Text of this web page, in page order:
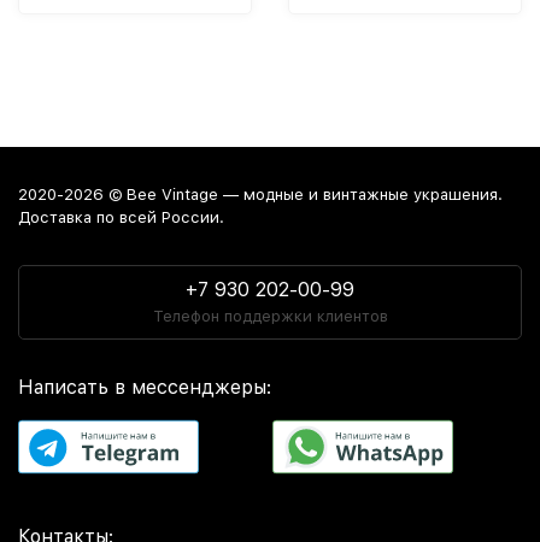
2020-2026 © Bee Vintage — модные и винтажные украшения.
Доставка по всей России.
+7 930 202-00-99
Телефон поддержки клиентов
Написать в мессенджеры:
Контакты: